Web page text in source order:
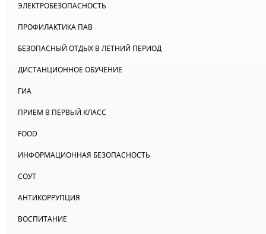
ЭЛЕКТРОБЕЗОПАСНОСТЬ
ПРОФИЛАКТИКА ПАВ
БЕЗОПАСНЫЙ ОТДЫХ В ЛЕТНИЙ ПЕРИОД
ДИСТАНЦИОННОЕ ОБУЧЕНИЕ
ГИА
ПРИЕМ В ПЕРВЫЙ КЛАСС
FOOD
ИНФОРМАЦИОННАЯ БЕЗОПАСНОСТЬ
СОУТ
АНТИКОРРУПЦИЯ
ВОСПИТАНИЕ